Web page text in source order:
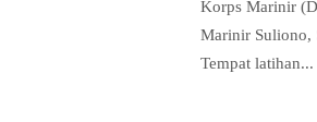
Korps Marinir
Marinir Suliono,
Tempat latihan...